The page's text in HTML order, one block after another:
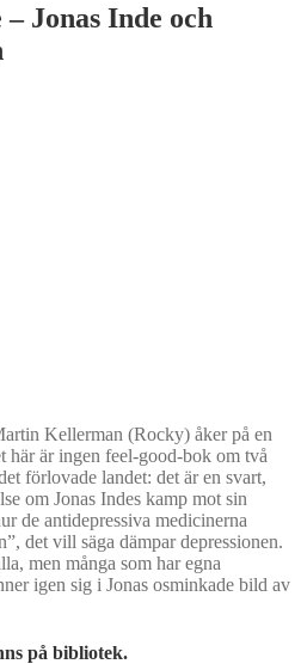
Jonas Inde och
Kellerman (Rocky) åker på en
är ingen feel-good-bok om två
förlovade landet: det är en svart,
om Jonas Indes kamp mot sin
de antidepressiva medicinerna
det vill säga dämpar depressionen.
men många som har egna
igen sig i Jonas osminkade bild av
på bibliotek.